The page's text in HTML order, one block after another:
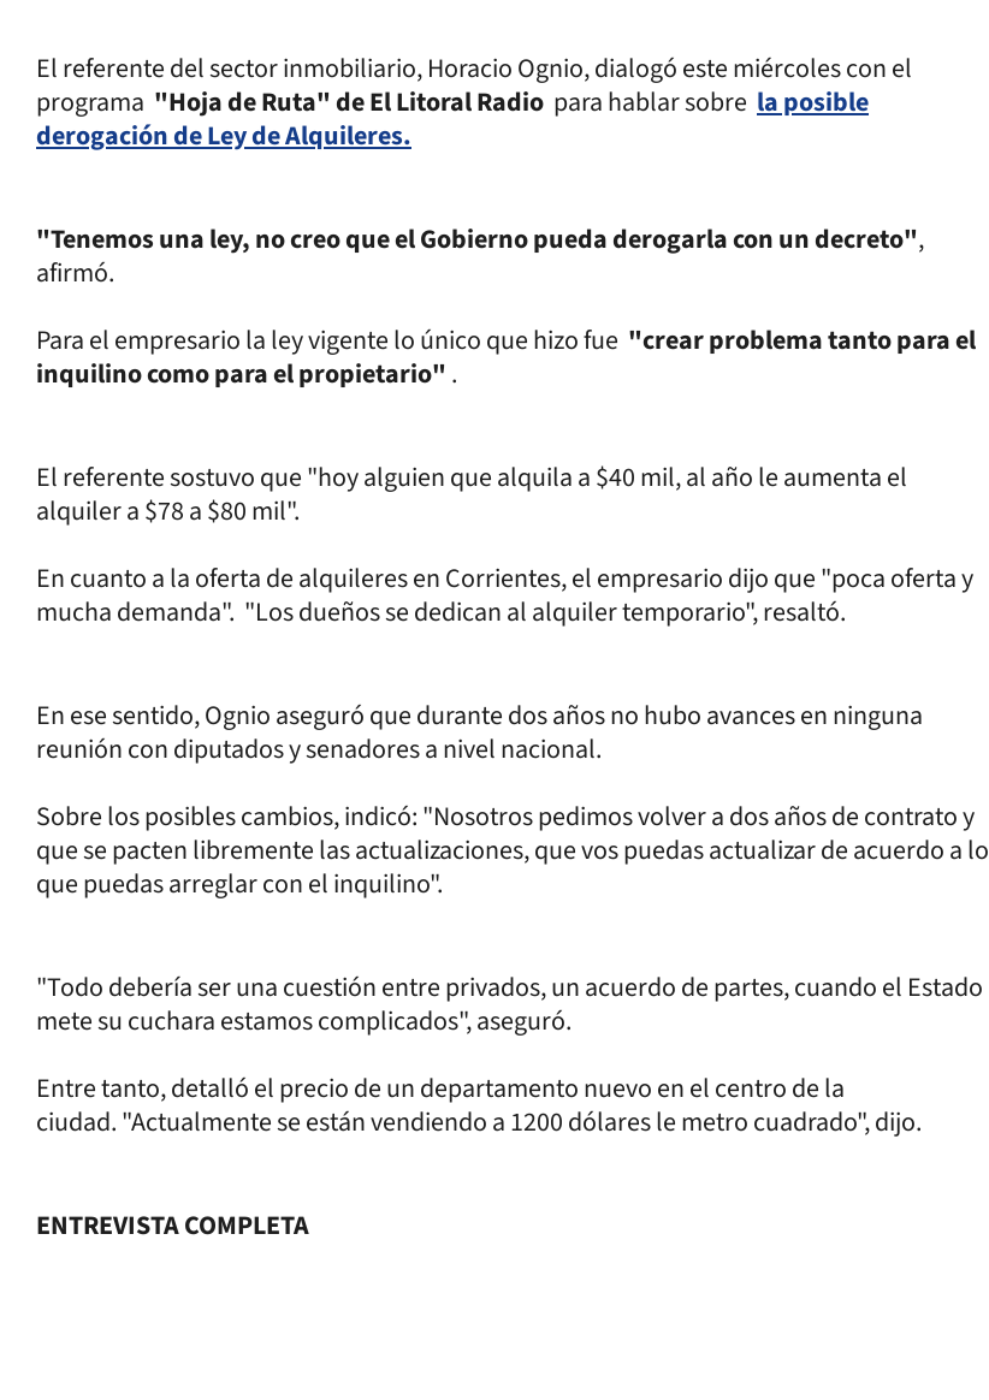
El referente del sector inmobiliario, Horacio Ognio, dialogó este miércoles con el
programa "Hoja de Ruta" de El Litoral Radio para hablar sobre la posible
derogación de Ley de Alquileres.
"Tenemos una ley, no creo que el Gobierno pueda derogarla con un decreto",
afirmó.
Para el empresario la ley vigente lo único que hizo fue "crear problema tanto para el
inquilino como para el propietario".
El referente sostuvo que "hoy alguien que alquila a $40 mil, al año le aumenta el
alquiler a $78 a $80 mil".
En cuanto a la oferta de alquileres en Corrientes, el empresario dijo que "poca oferta y
mucha demanda". "Los dueños se dedican al alquiler temporario", resaltó.
En ese sentido, Ognio aseguró que durante dos años no hubo avances en ninguna
reunión con diputados y senadores a nivel nacional.
Sobre los posibles cambios, indicó: "Nosotros pedimos volver a dos años de contrato y
que se pacten libremente las actualizaciones, que vos puedas actualizar de acuerdo a lo
que puedas arreglar con el inquilino".
"Todo debería ser una cuestión entre privados, un acuerdo de partes, cuando el Estado
mete su cuchara estamos complicados", aseguró.
Entre tanto, detalló el precio de un departamento nuevo en el centro de la
ciudad. "Actualmente se están vendiendo a 1200 dólares le metro cuadrado", dijo.
ENTREVISTA COMPLETA